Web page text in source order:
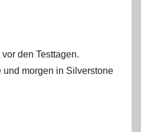
den Testtagen.
morgen in Silverstone